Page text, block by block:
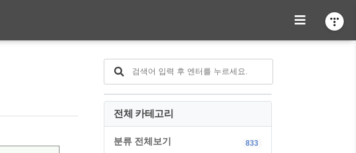
전체 카테고리
분류 전체보기 833